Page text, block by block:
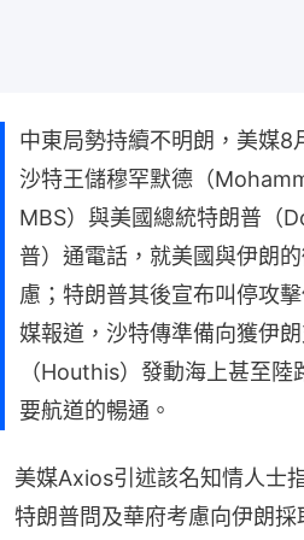
中東局勢持續不明朗，美媒8
沙特王儲穆罕默德（
MBS）與美國總統特朗普（
普）通電話，就美國與伊朗
慮；特朗普其後宣布叫停攻
媒報道，沙特傳準備向獲伊
（Houthis）發動海上甚至
要航道的暢通。
美媒Axios引述該名知情人士
特朗普問及華府考慮向伊朗